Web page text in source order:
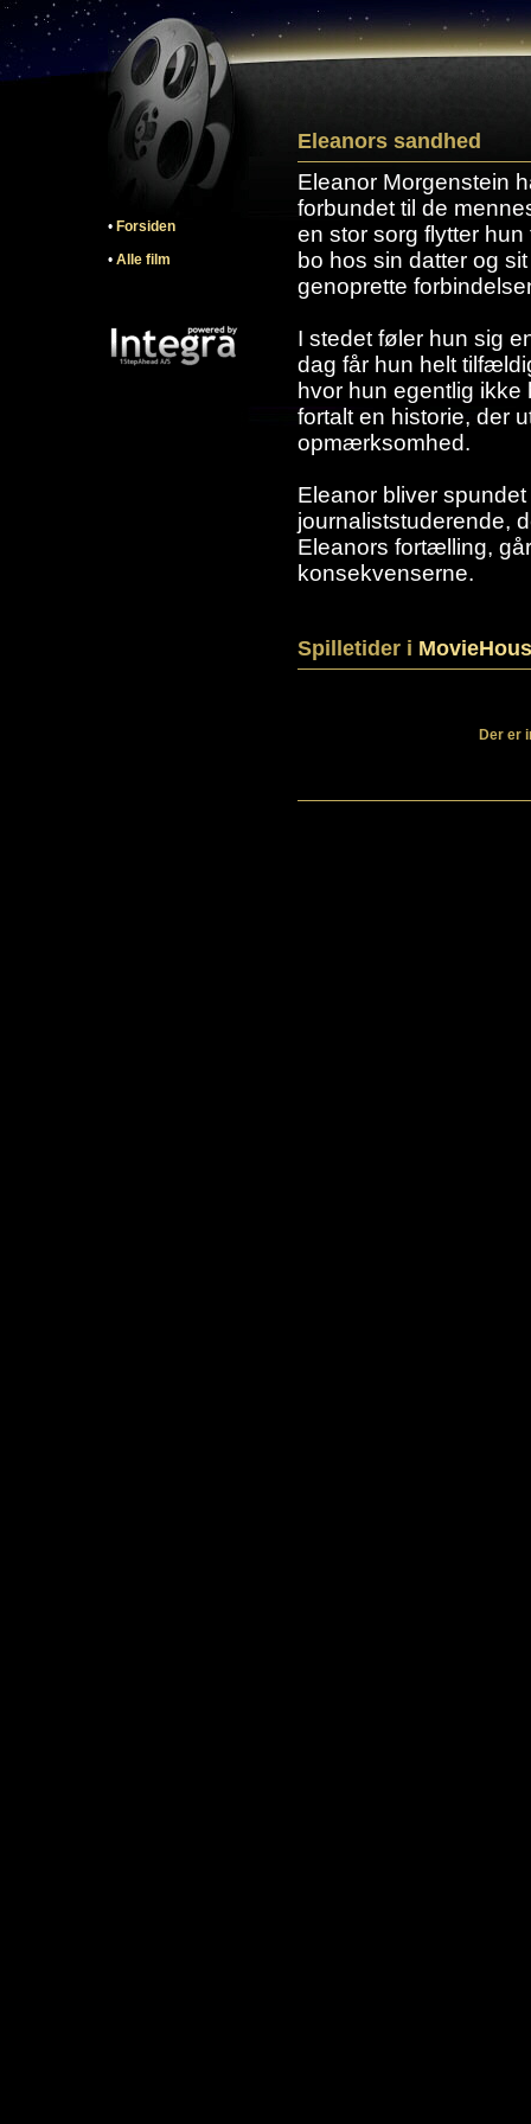
• Forsiden
• Alle film
Eleanors sandhed
Eleanor Morgenstein
forbundet til de
en stor sorg flytter hun
bo hos sin datter og
genoprette
I stedet føler hun sig
dag får hun helt
hvor hun egentlig
fortalt en historie, der
opmærksomhed.
Eleanor bliver
journaliststuderende,
Eleanors fortælling,
konsekvenserne.
Spilletider i
Der er